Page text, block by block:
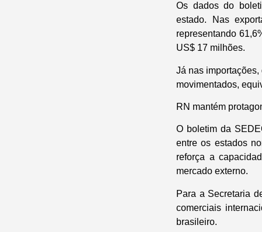
Os dados do
estado. Nas
representando
US$ 17 milhões.
Já nas
movimentados,
RN mantém
O boletim da
entre os estados
reforça a
mercado externo.
Para a Secretaria
comerciais
brasileiro.